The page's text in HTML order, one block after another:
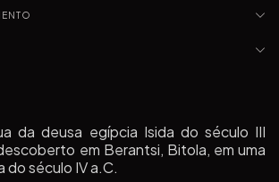
da deusa egípcia Isida do século III
em Berantsi, Bitola, em uma
século IV a.C.